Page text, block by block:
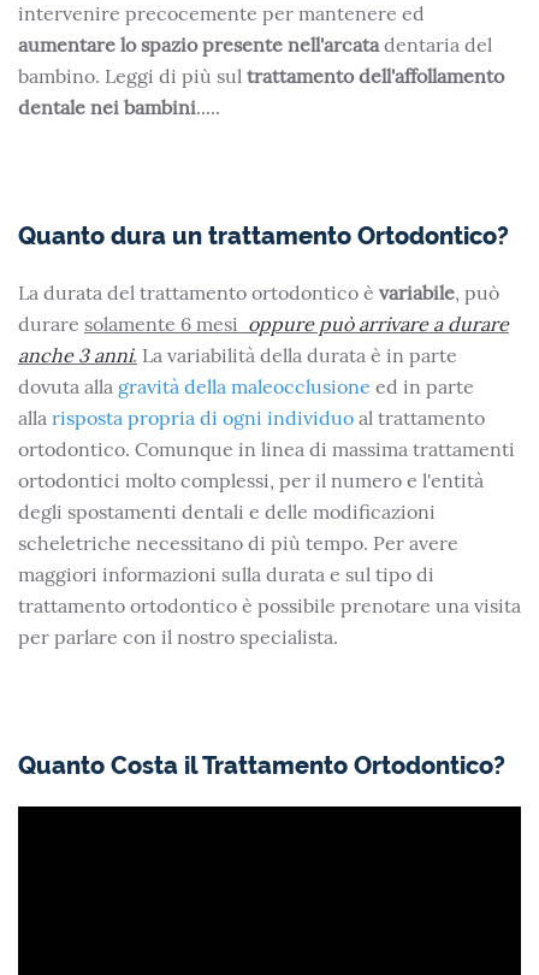
intervenire precocemente per mantenere ed
aumentare lo spazio presente nell'arcatadentaria del
bambino. Leggi di più sul trattamento dell'affollamento
dentale nei bambini.....
Quanto dura un trattamento Ortodontico?
La durata del trattamento ortodontico è variabile, può
durare solamente 6 mesi oppure può arrivare a durare
anche 3 anni. La variabilità della durata è in parte
dovuta alla gravità della maleocclusione ed in parte
alla risposta propria di ogni individuo al trattamento
ortodontico. Comunque in linea di massima trattamenti
ortodontici molto complessi, per il numero e l'entità
degli spostamenti dentali e delle modificazioni
scheletriche necessitano di più tempo. Per avere
maggiori informazioni sulla durata e sul tipo di
trattamento ortodontico è possibile prenotare una visita
per parlare con il nostro specialista.
Quanto Costa il Trattamento Ortodontico?